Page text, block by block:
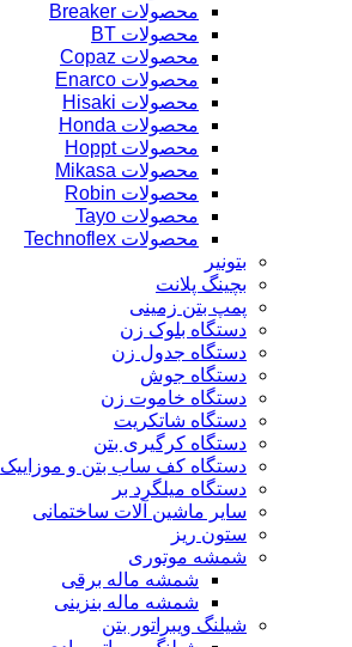
محصولات Breaker
محصولات BT
محصولات Copaz
محصولات Enarco
محصولات Hisaki
محصولات Honda
محصولات Hoppt
محصولات Mikasa
محصولات Robin
محصولات Tayo
محصولات Technoflex
بتونیر
بچینگ پلانت
پمپ بتن زمینی
دستگاه بلوک زن
دستگاه جدول زن
دستگاه جوش
دستگاه خاموت زن
دستگاه شاتکریت
دستگاه کرگیری بتن
دستگاه کف ساب بتن و موزاییک
دستگاه میلگرد بر
سایر ماشین آلات ساختمانی
ستون ریز
شمشه موتوری
شمشه ماله برقی
شمشه ماله بنزینی
شیلنگ ویبراتور بتن